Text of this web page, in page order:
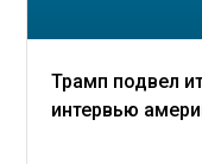
Трамп подвел
интервью